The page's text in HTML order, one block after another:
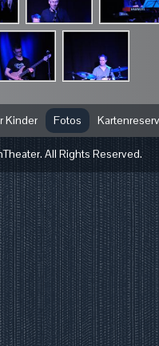
Kinder Fotos
All Rights